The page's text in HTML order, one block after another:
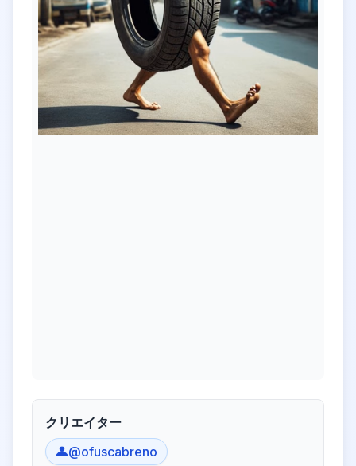
クリエイター
@ofuscabreno